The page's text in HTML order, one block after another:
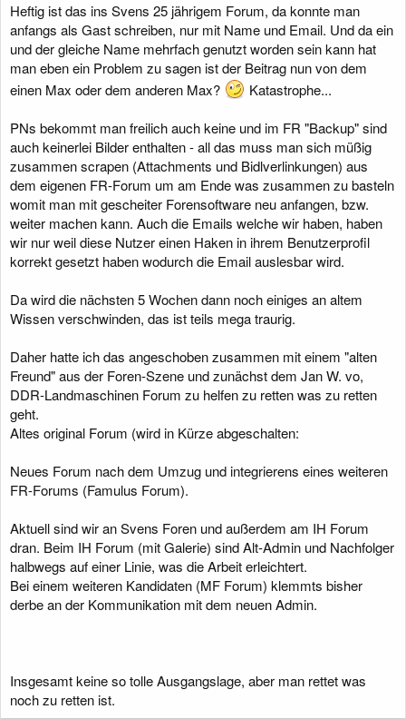
Heftig ist das ins Svens 25 jährigem Forum, da konnte man
anfangs als Gast schreiben, nur mit Name und Email. Und da ein
und der gleiche Name mehrfach genutzt worden sein kann hat
man eben ein Problem zu sagen ist der Beitrag nun von dem
einen Max oder dem anderen Max?
Katastrophe...
PNs bekommt man freilich auch keine und im FR "Backup" sind
auch keinerlei Bilder enthalten - all das muss man sich müßig
zusammen scrapen (Attachments und Bidlverlinkungen) aus
dem eigenen FR-Forum um am Ende was zusammen zu basteln
womit man mit gescheiter Forensoftware neu anfangen, bzw.
weiter machen kann. Auch die Emails welche wir haben, haben
wir nur weil diese Nutzer einen Haken in ihrem Benutzerprofil
korrekt gesetzt haben wodurch die Email auslesbar wird.
Da wird die nächsten 5 Wochen dann noch einiges an altem
Wissen verschwinden, das ist teils mega traurig.
Daher hatte ich das angeschoben zusammen mit einem "alten
Freund" aus der Foren-Szene und zunächst dem Jan W. vo,
DDR-Landmaschinen Forum zu helfen zu retten was zu retten
geht.
Altes original Forum (wird in Kürze abgeschalten:
Neues Forum nach dem Umzug und integrierens eines weiteren
FR-Forums (Famulus Forum).
Aktuell sind wir an Svens Foren und außerdem am IH Forum
dran. Beim IH Forum (mit Galerie) sind Alt-Admin und Nachfolger
halbwegs auf einer Linie, was die Arbeit erleichtert.
Bei einem weiteren Kandidaten (MF Forum) klemmts bisher
derbe an der Kommunikation mit dem neuen Admin.
Insgesamt keine so tolle Ausgangslage, aber man rettet was
noch zu retten ist.